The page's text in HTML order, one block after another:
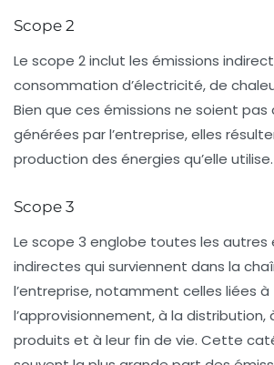
Scope 2
Le scope 2inclut les émissions
consommation d’électricité, de
Bien que ces émissions ne soient
générées par l’entreprise, elles
production des énergies qu’elle utilise.
Scope 3
Le scope 3 englobe toutes les autres
indirectes qui surviennent dans la
l’entreprise, notamment celles liées à
l’approvisionnement, à la distribution,
produits et à leur fin de vie. Cette